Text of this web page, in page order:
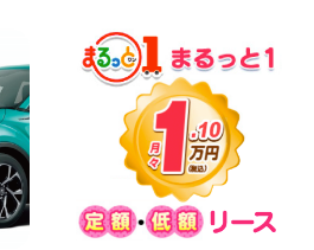
ドライブは安全第一!交通事故に
ださい 新潟県 佐渡空港店
100円レンタカー 佐渡空港
2026年08月07日
旅行を守るために!安全運転の
県 両津店
100円レンタカー 両津
2026年08月07日